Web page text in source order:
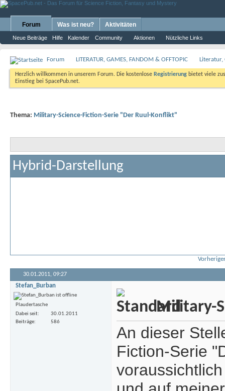
Forum
Neue Beiträge Hilfe Kalender Community Aktionen Nützliche Links
Was ist neu? Aktivitäten
Forum LITERATUR, GAMES, FANDOM & OFFTOPIC Literatur,
Herzlich willkommen in unserem Forum. Die kostenlose Registrierung bietet viele
Einstieg bei SpacePub.net.
Thema: Military-Science-Fiction-Serie "Der Ruul-Konflikt"
Hybrid-Darstellung
30.01.2011, 09:27
Stefan_Burban
Plaudertasche
Dabei seit
30.01.2011
Beiträge
586
Military-
An dieser
Fiction-Serie